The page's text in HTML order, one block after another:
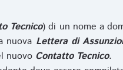
Tecnico) di un nome a
nuova Lettera di
nuovo Contatto Tecnico.